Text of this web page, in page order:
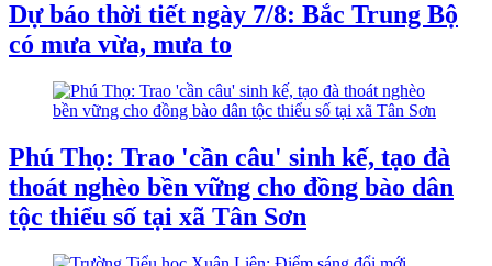
Dự báo thời tiết ngày 7/8: Bắc Trung Bộ
có mưa vừa, mưa to
Phú Thọ: Trao 'cần câu' sinh kế, tạo đà
thoát nghèo bền vững cho đồng bào dân
tộc thiểu số tại xã Tân Sơn